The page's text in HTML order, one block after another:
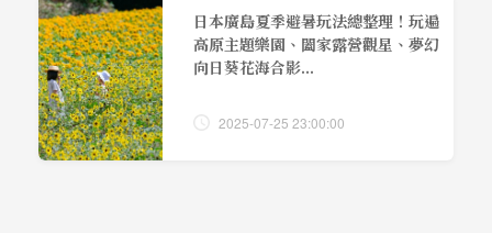
日本廣島夏季避暑玩法總整理！玩遍
高原主題樂園、闔家露營觀星、夢幻
向日葵花海合影...
2025-07-25 23:00:00